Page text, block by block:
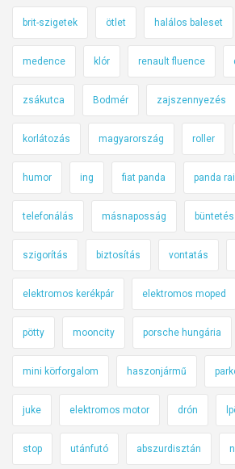
brit-szigetek ötlet halálos baleset
medence klór renault fluence
zsákutca Bodmér zajszennyezés
korlátozás magyarország roller
humor ing fiat panda panda
telefonálás másnaposság büntetés
szigorítás biztosítás vontatás
elektromos kerékpár elektromos moped
pötty mooncity porsche hungária
mini körforgalom haszonjármű
juke elektromos motor drón
stop utánfutó abszurdisztán